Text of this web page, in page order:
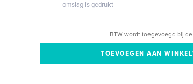
omslag is gedrukt
BTW wordt toegevoegd bij de